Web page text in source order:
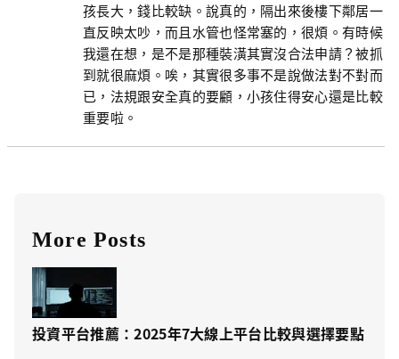
孩長大，錢比較缺。說真的，隔出來後樓下鄰居一
直反映太吵，而且水管也怪常塞的，很煩。有時候
我還在想，是不是那種裝潢其實沒合法申請？被抓
到就很麻煩。唉，其實很多事不是說做法對不對而
已，法規跟安全真的要顧，小孩住得安心還是比較
重要啦。
More Posts
投資平台推薦：2025年7大線上平台比較與選擇要點